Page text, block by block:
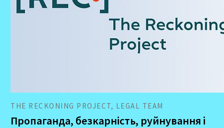
THE RECKONING PROJECT, LEGAL TEAM
Пропаганда, безкарність, руйнування і